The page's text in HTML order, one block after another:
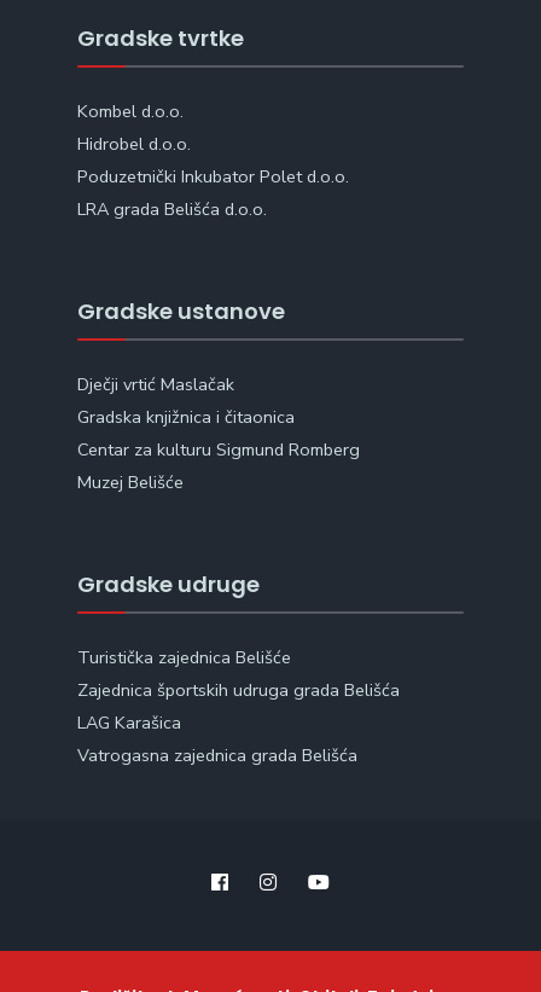
Gradske tvrtke
Kombel d.o.o.
Hidrobel d.o.o.
Poduzetnički Inkubator Polet d.o.o.
LRA grada Belišća d.o.o.
Gradske ustanove
Dječji vrtić Maslačak
Gradska knjižnica i čitaonica
Centar za kulturu Sigmund Romberg
Muzej Belišće
Gradske udruge
Turistička zajednica Belišće
Zajednica športskih udruga grada Belišća
LAG Karašica
Vatrogasna zajednica grada Belišća